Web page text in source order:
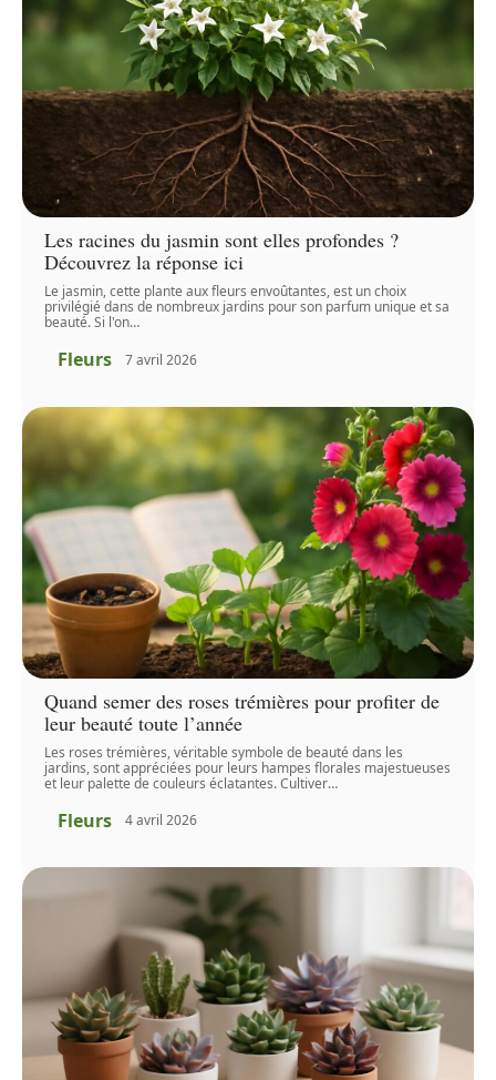
Les racines du jasmin sont elles profondes ?
Découvrez la réponse ici
Le jasmin, cette plante aux fleurs envoûtantes, est un choix
privilégié dans de nombreux jardins pour son parfum unique et sa
beauté. Si l'on…
Fleurs 7 avril 2026
Quand semer des roses trémières pour profiter de
leur beauté toute l’année
Les roses trémières, véritable symbole de beauté dans les
jardins, sont appréciées pour leurs hampes florales majestueuses
et leur palette de couleurs éclatantes. Cultiver…
Fleurs 4 avril 2026